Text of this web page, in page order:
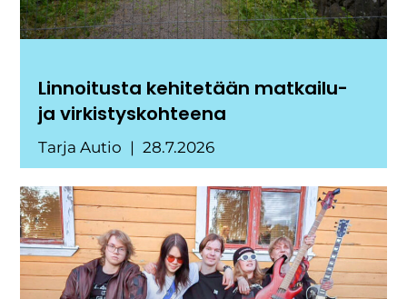
Linnoitusta kehitetään matkailu-
ja virkistyskohteena
Tarja Autio 28.7.2026